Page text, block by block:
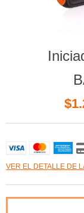
VER EL DETALLE DE